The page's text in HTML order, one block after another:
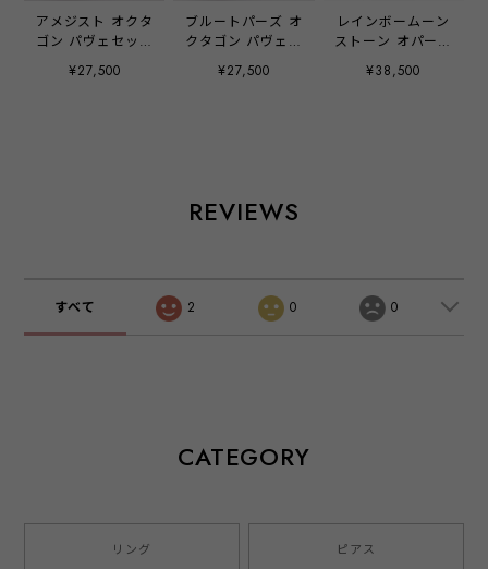
アメジスト オクタ
ゴン パヴェセッテ
ィングリング イエ
ローゴールド
¥27,500
ブルートパーズ オ
クタゴン パヴェセ
ッティングリング
イエローゴールド
¥27,500
レインボームーン
ストーン オパール
Gem Flower Ring
¥38,500
REVIEWS
すべて 2 0 0
CATEGORY
リング ピアス